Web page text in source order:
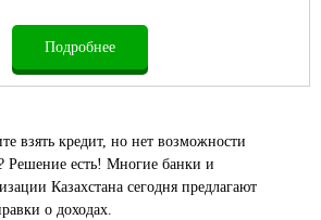
Подробнее
взять кредит, но нет возможности
Решение есть! Многие банки и
Казахстана сегодня предлагают
о доходах.